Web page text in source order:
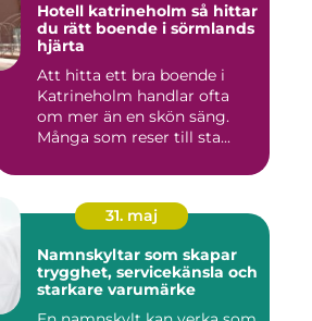
Hotell katrineholm så hittar
du rätt boende i sörmlands
hjärta
Att hitta ett bra boende i
Katrineholm handlar ofta
om mer än en skön säng.
Många som reser till sta...
31. maj
Namnskyltar som skapar
trygghet, servicekänsla och
starkare varumärke